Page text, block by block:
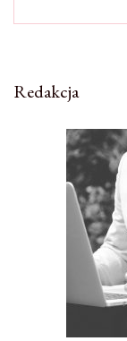
Redakcja